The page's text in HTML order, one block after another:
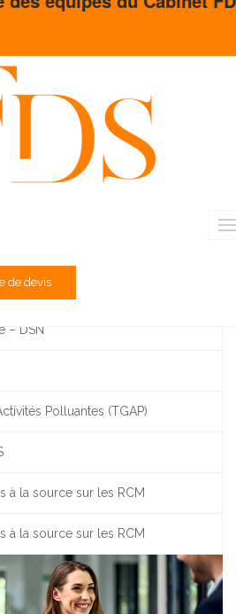
de devis
au 16/10/2023
d'imposition
– DSN
Polluantes (TGAP)
à la source sur les RCM
à la source sur les RCM